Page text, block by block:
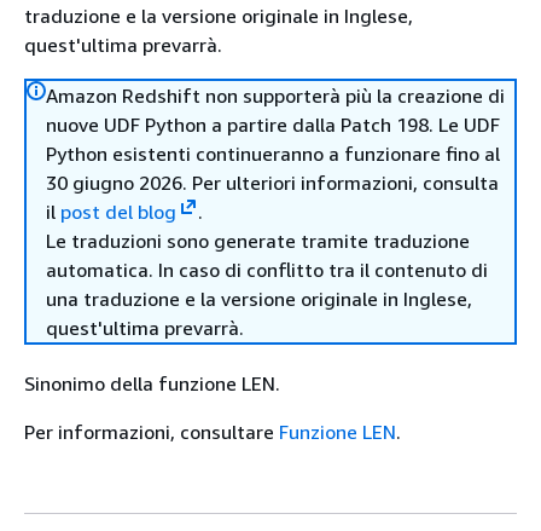
traduzione e la versione originale in Inglese,
quest'ultima prevarrà.
Amazon Redshift non supporterà più la creazione di
nuove UDF Python a partire dalla Patch 198. Le UDF
Python esistenti continueranno a funzionare fino al
30 giugno 2026. Per ulteriori informazioni, consulta
il post del blog
.
Le traduzioni sono generate tramite traduzione
automatica. In caso di conflitto tra il contenuto di
una traduzione e la versione originale in Inglese,
quest'ultima prevarrà.
Sinonimo della funzione LEN.
Per informazioni, consultare Funzione LEN.